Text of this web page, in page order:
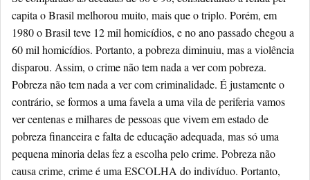
capita o Brasil melhorou muito, mais que o triplo. Porém, em
1980 o Brasil teve 12 mil homicídios, e no ano passado chegou a
60 mil homicídios. Portanto, a pobreza diminuiu, mas a violência
disparou. Assim, o crime não tem nada a ver com pobreza.
Pobreza não tem nada a ver com criminalidade. É justamente o
contrário, se formos a uma favela a uma vila de periferia vamos
ver centenas e milhares de pessoas que vivem em estado de
pobreza financeira e falta de educação adequada, mas só uma
pequena minoria delas fez a escolha pelo crime. Pobreza não
causa crime, crime é uma ESCOLHA do indivíduo. Portanto,